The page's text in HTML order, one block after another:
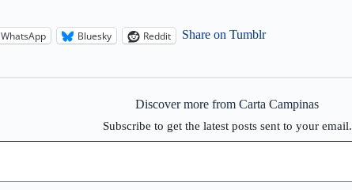
WhatsApp Bluesky Reddit Share on Tumblr
Discover more from Carta Campinas
Subscribe to get the latest posts sent to your email.